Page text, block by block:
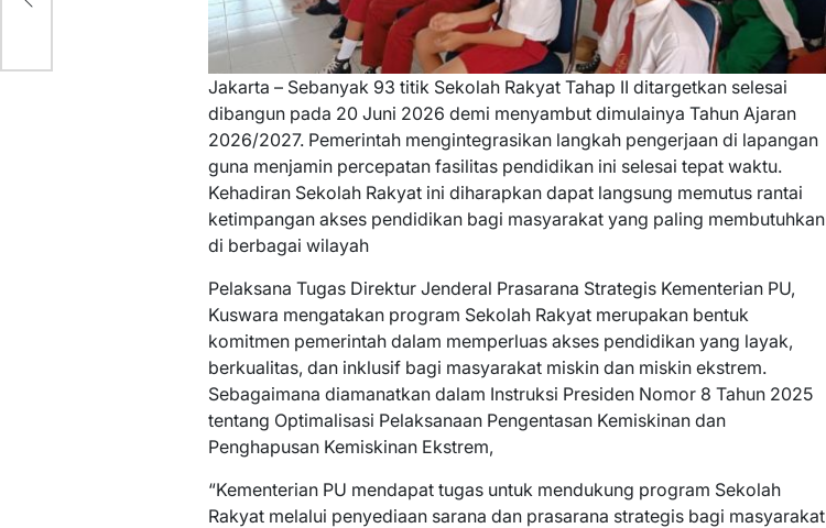
Jakarta – Sebanyak 93 titik Sekolah Rakyat Tahap II ditargetkan selesai
dibangun pada 20 Juni 2026 demi menyambut dimulainya Tahun Ajaran
2026/2027. Pemerintah mengintegrasikan langkah pengerjaan di lapangan
guna menjamin percepatan fasilitas pendidikan ini selesai tepat waktu.
Kehadiran Sekolah Rakyat ini diharapkan dapat langsung memutus rantai
ketimpangan akses pendidikan bagi masyarakat yang paling membutuhkan
di berbagai wilayah
Pelaksana Tugas Direktur Jenderal Prasarana Strategis Kementerian PU,
Kuswara mengatakan program Sekolah Rakyat merupakan bentuk
komitmen pemerintah dalam memperluas akses pendidikan yang layak,
berkualitas, dan inklusif bagi masyarakat miskin dan miskin ekstrem.
Sebagaimana diamanatkan dalam Instruksi Presiden Nomor 8 Tahun 2025
tentang Optimalisasi Pelaksanaan Pengentasan Kemiskinan dan
Penghapusan Kemiskinan Ekstrem,
“Kementerian PU mendapat tugas untuk mendukung program Sekolah
Rakyat melalui penyediaan sarana dan prasarana strategis bagi masyarakat